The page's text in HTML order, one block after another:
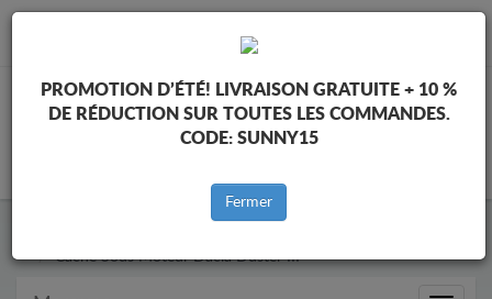
info@cachesousmoteur.fr
Cache Sous Moteur Dacia Duster III
PROMOTION D’ÉTÉ! LIVRAISON GRATUITE + 10 %
DE RÉDUCTION SUR TOUTES LES COMMANDES.
CODE: SUNNY15
Fermer